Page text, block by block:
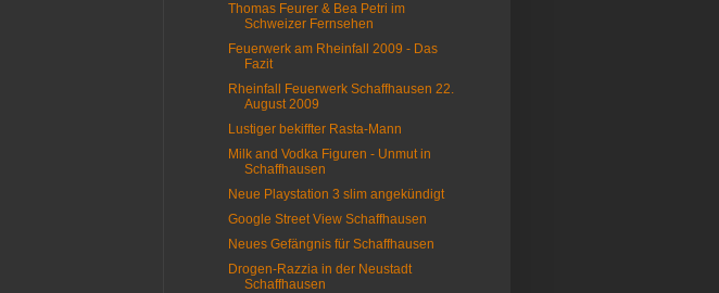
Thomas Feurer & Bea Petri im
Schweizer Fernsehen
Feuerwerk am Rheinfall 2009 - Das
Fazit
Rheinfall Feuerwerk Schaffhausen 22.
August 2009
Lustiger bekiffter Rasta-Mann
Milk and Vodka Figuren - Unmut in
Schaffhausen
Neue Playstation 3 slim angekündigt
Google Street View Schaffhausen
Neues Gefängnis für Schaffhausen
Drogen-Razzia in der Neustadt
Schaffhausen